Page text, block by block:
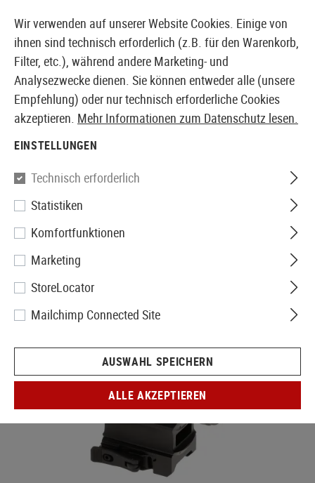
EUROPÄISCHER AIRSOFT SHOP & GROßHÄNDLER
Holosun
HE515GM-GR Elite Green Circle
Dot Sight
Wir verwenden auf unserer Website Cookies. Einige von
ihnen sind technisch erforderlich (z.B. für den Warenkorb,
Filter, etc.), während andere Marketing- und
Analysezwecke dienen. Sie können entweder alle (unsere
Empfehlung) oder nur technisch erforderliche Cookies
akzeptieren. Mehr Informationen zum Datenschutz lesen.
EINSTELLUNGEN
Technisch erforderlich
Statistiken
Komfortfunktionen
Marketing
StoreLocator
Mailchimp Connected Site
AUSWAHL SPEICHERN
ALLE AKZEPTIEREN